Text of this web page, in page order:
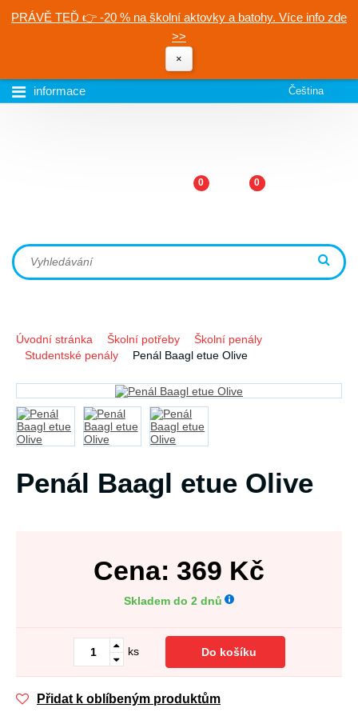
PRÁVĚ TEĎ 👉 -20 % na školní aktovky a batohy. Více info zde
>>
×
informace Čeština
0 0
Úvodní stránka Školní potřeby
Školní penály
Studentské penály
Penál Baagl etue Olive
Penál Baagl etue Olive
Cena: 369 Kč
Skladem do 2 dnů
ks Do košíku
Přidat k oblíbeným produktům